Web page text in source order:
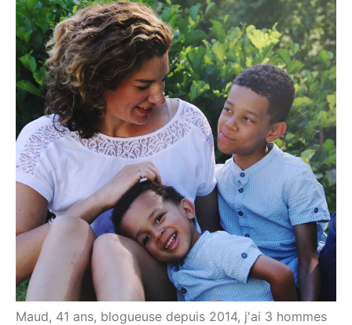
Maud, 41 ans, blogueuse depuis 2014, j'ai 3 hommes